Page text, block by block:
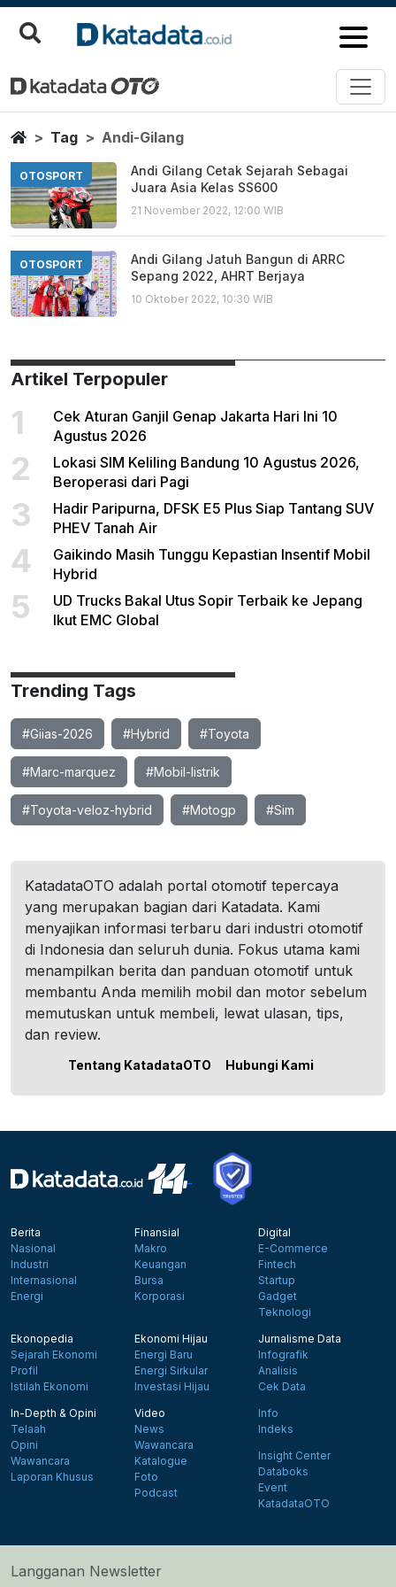
Andi Gilang
Berita Terbaru
HomeTag Andi-Gilang
OTOSPORT
Andi Gilang Cetak Sejarah Sebagai
Juara Asia Kelas SS600
21 November 2022, 12:00 WIB
OTOSPORT
Andi Gilang Jatuh Bangun di ARRC
Sepang 2022, AHRT Berjaya
10 Oktober 2022, 10:30 WIB
Artikel Terpopuler
1
Cek Aturan Ganjil Genap Jakarta Hari Ini 10
Agustus 2026
2
Lokasi SIM Keliling Bandung 10 Agustus 2026,
Beroperasi dari Pagi
3
Hadir Paripurna, DFSK E5 Plus Siap Tantang SUV
PHEV Tanah Air
4
Gaikindo Masih Tunggu Kepastian Insentif Mobil
Hybrid
5
UD Trucks Bakal Utus Sopir Terbaik ke Jepang
Ikut EMC Global
Trending Tags
#Giias-2026 #Hybrid #Toyota
#Marc-marquez #Mobil-listrik
#Toyota-veloz-hybrid #Motogp #Sim
KatadataOTO adalah portal otomotif tepercaya
yang merupakan bagian dari Katadata. Kami
menyajikan informasi terbaru dari industri otomotif
di Indonesia dan seluruh dunia. Fokus utama kami
menampilkan berita dan panduan otomotif untuk
membantu Anda memilih mobil dan motor sebelum
memutuskan untuk membeli, lewat ulasan, tips,
dan review.
Tentang KatadataOTO Hubungi Kami
Berita
Nasional
Industri
Internasional
Energi
Finansial
Makro
Keuangan
Bursa
Korporasi
Digital
E-Commerce
Fintech
Startup
Gadget
Teknologi
Ekonopedia
Sejarah Ekonomi
Profil
Istilah Ekonomi
Ekonomi Hijau
Energi Baru
Energi Sirkular
Investasi Hijau
Jurnalisme Data
Infografik
Analisis
Cek Data
In-Depth & Opini
Telaah
Opini
Wawancara
Laporan Khusus
Video
News
Wawancara
Katalogue
Foto
Podcast
Info
Indeks
Insight Center
Databoks
Event
KatadataOTO
Langganan Newsletter